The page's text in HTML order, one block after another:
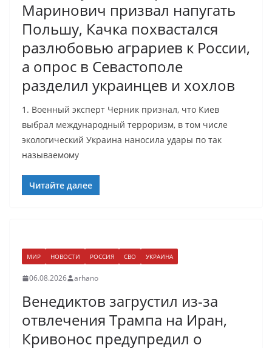
Маринович призвал напугать
Польшу, Качка похвастался
разлюбовью аграриев к России,
а опрос в Севастополе
разделил украинцев и хохлов
1. Военный эксперт Черник признал, что Киев
выбрал международный терроризм, в том числе
экологический Украина наносила удары по так
называемому
Читайте далее
МИР НОВОСТИ РОССИЯ СВО УКРАИНА
06.08.2026 arhano
Венедиктов загрустил из-за
отвлечения Трампа на Иран,
Кривонос предупредил о